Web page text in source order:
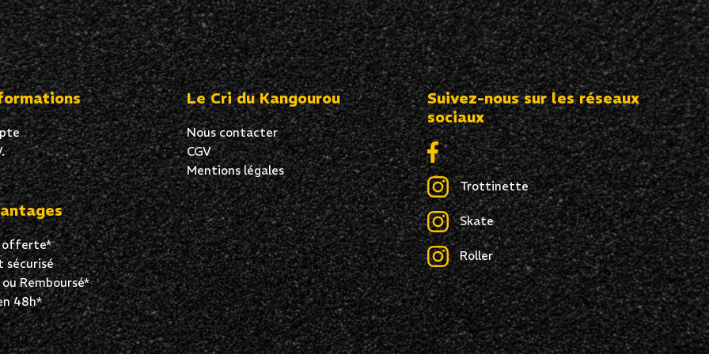
offerte*
sécurisé
Remboursé*
48h*
Le Cri du Kangourou
Nous contacter
CGV
Mentions légales
Suivez-nous sur les réseaux
sociaux
Trottinette
Skate
Roller